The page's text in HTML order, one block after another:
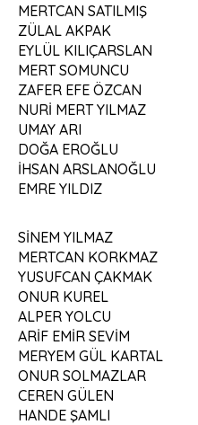
MERTCAN SATILMIŞ
ZÜLAL AKPAK
EYLÜL KILIÇARSLAN
MERT SOMUNCU
ZAFER EFE ÖZCAN
NURİ MERT YILMAZ
UMAY ARI
DOĞA EROĞLU
İHSAN ARSLANOĞLU
EMRE YILDIZ
SİNEM YILMAZ
MERTCAN KORKMAZ
YUSUFCAN ÇAKMAK
ONUR KUREL
ALPER YOLCU
ARİF EMİR SEVİM
MERYEM GÜL KARTAL
ONUR SOLMAZLAR
CEREN GÜLEN
HANDE ŞAMLI